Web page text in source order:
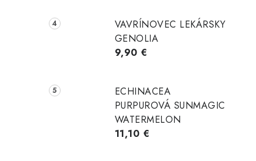
VAVRÍNOVEC LEKÁRSKY
GENOLIA
9,90 €
ECHINACEA
PURPUROVÁ SUNMAGIC
WATERMELON
11,10 €